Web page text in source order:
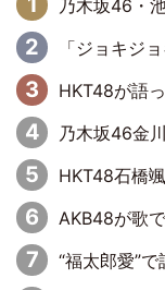
乃木坂46・池田瑛紗と中西アルノ
「ジョキジョキと
HKT48が語った“15周年
乃木坂46金川
HKT48石橋颯の卒
AKB48が歌で魅せた
“福太郎愛”で話題…乃木